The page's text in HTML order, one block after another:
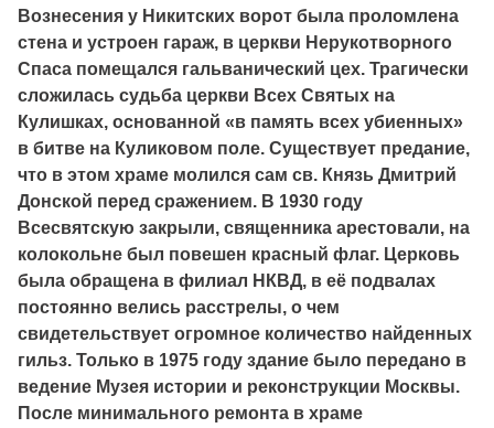
Вознесения у Никитских ворот была проломлена
стена и устроен гараж, в церкви Нерукотворного
Спаса помещался гальванический цех. Трагически
сложилась судьба церкви Всех Святых на
Кулишках, основанной «в память всех убиенных»
в битве на Куликовом поле. Существует предание,
что в этом храме молился сам св. Князь Дмитрий
Донской перед сражением. В 1930 году
Всесвятскую закрыли, священника арестовали, на
колокольне был повешен красный флаг. Церковь
была обращена в филиал НКВД, в её подвалах
постоянно велись расстрелы, о чем
свидетельствует огромное количество найденных
гильз. Только в 1975 году здание было передано в
ведение Музея истории и реконструкции Москвы.
После минимального ремонта в храме